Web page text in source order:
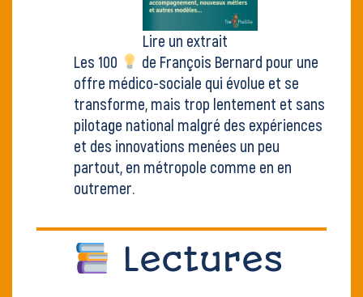
Lire un extrait
Les 100
de François Bernard pour une
offre médico-sociale qui évolue et se
transforme, mais trop lentement et sans
pilotage national malgré des expériences
et des innovations menées un peu
partout, en métropole comme en en
outremer.
Lectures